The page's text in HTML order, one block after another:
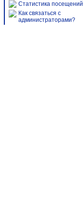
Статистика посещений
Как связаться с
администраторами?